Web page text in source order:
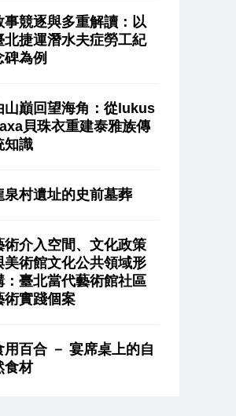
事競逐與多重解讀：以
北捷運潛水夫症勞工紀
碑為例
山巔回望海角：從lukus
貝珠衣重建泰雅族傳
知識
泉村遺址的史前墓葬
術介入空間、文化政策
美術館文化公共領域形
：臺北當代藝術館社區
術實踐個案
用百合 － 宴席桌上的自
食材